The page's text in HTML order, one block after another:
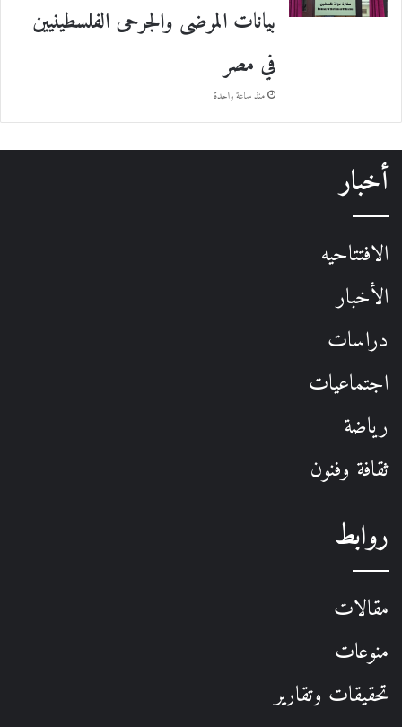
بيانات المرضى والجرحى الفلسطينيين
في مصر
منذ ساعة واحدة
أخبار
الافتتاحيه
الأخبار
دراسات
اجتماعيات
رياضة
ثقافة وفنون
روابط
مقالات
منوعات
تحقيقات وتقارير